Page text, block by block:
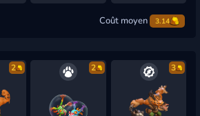
Coût moyen 3.14
2 2 3